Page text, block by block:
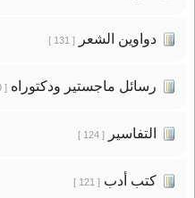
دواوين الشعر[ 131 ]
رسائل ماجستير ودكتوراه[ 130 ]
التفاسير[ 124 ]
كتب أدب[ 121 ]